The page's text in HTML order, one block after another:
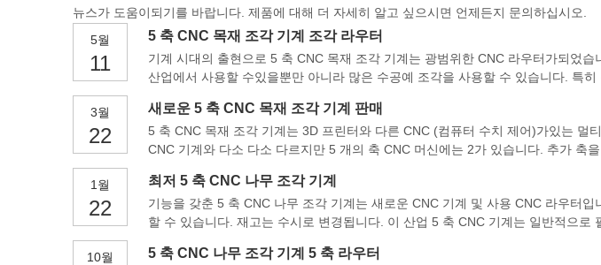
뉴스가 도움이되기를 바랍니다. 제품에 대해 더 자세히 알고 싶으시면 언제든지 문의하십시오.
5월
11
5 축 CNC 목재 조각 기계 조각 라우터
기계 시대의 출현으로 5 축 CNC 목재 조각 기계는 광범위한 CNC 라우터가되었
산업에서 사용할 수있을뿐만 아니라 많은 수공예 조각을 사용할 수 있습니다. 특히
3월
22
새로운 5 축 CNC 목재 조각 기계 판매
5 축 CNC 목재 조각 기계는 3D 프린터와 다른 CNC (컴퓨터 수치 제어)가있는 멀
CNC 기계와 다소 다소 다르지만 5 개의 축 CNC 머신에는 2가 있습니다. 추가 축
1월
22
최저 5 축 CNC 나무 조각 기계
기능을 갖춘 5 축 CNC 나무 조각 기계는 새로운 CNC 기계 및 사용 CNC 라우터
할 수 있습니다. 재고는 수시로 변경됩니다. 이 산업 5 축 CNC 기계는 일반적으로
10월
5 축 CNC 나무 조각 기계 5 축 라우터